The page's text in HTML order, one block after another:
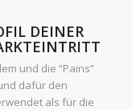
DEINER
und die “Pains”
dafür den
als für die